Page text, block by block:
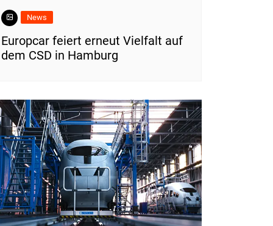
News
Europcar feiert erneut Vielfalt auf
dem CSD in Hamburg